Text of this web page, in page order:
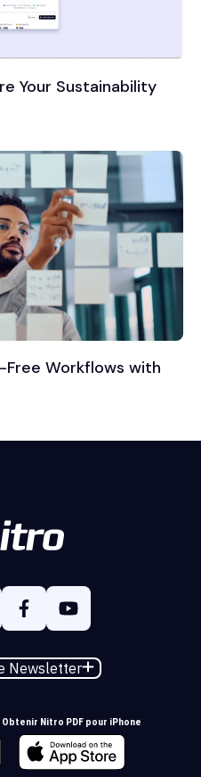
Your Sustainability
Free Workflows with
Newsletter
Obtenir Nitro PDF pour iPhone